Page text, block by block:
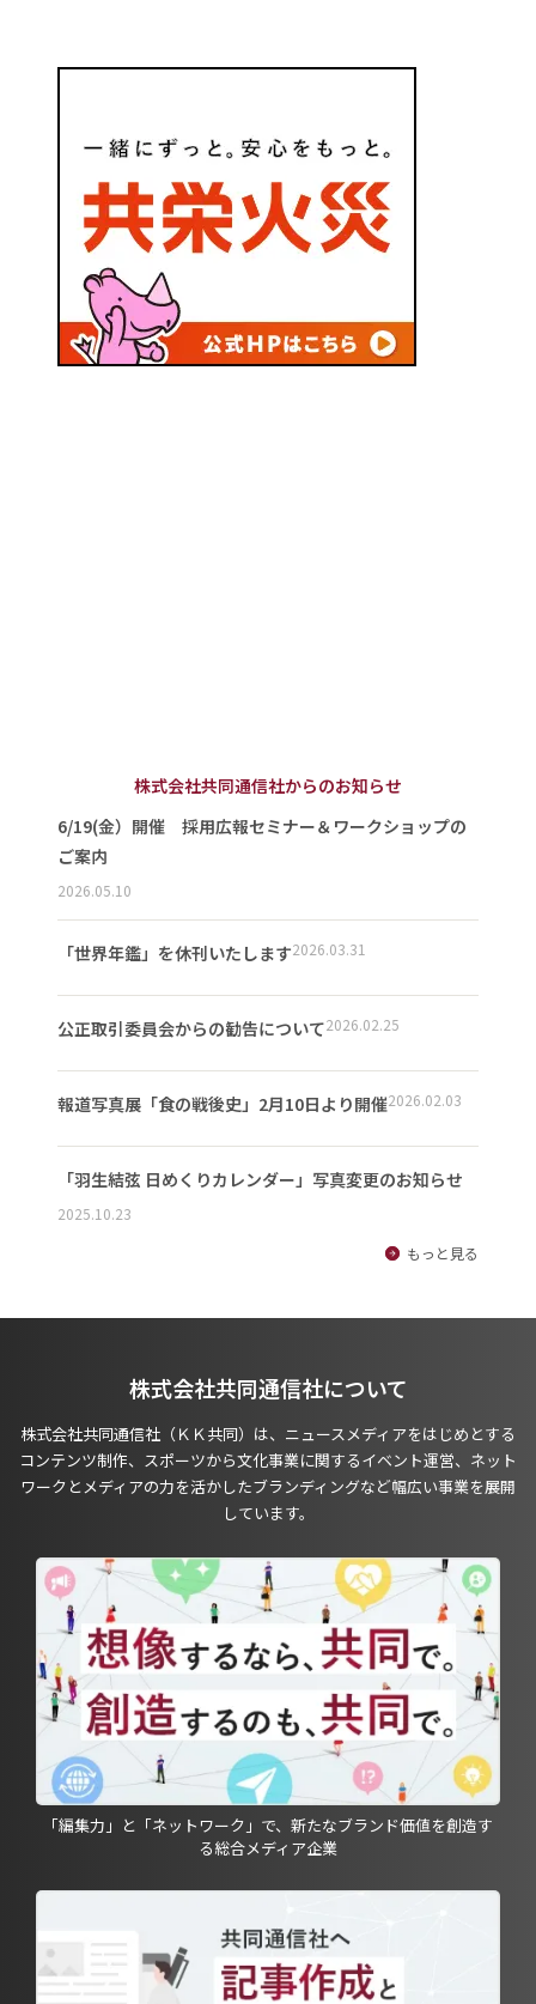
株式会社共同通信社からのお知らせ
6/19(金）開催 採用広報セミナー＆ワークショップの
ご案内
2026.05.10
「世界年鑑」を休刊いたします2026.03.31
公正取引委員会からの勧告について2026.02.25
報道写真展「食の戦後史」2月10日より開催2026.02.03
「羽生結弦 日めくりカレンダー」写真変更のお知らせ
2025.10.23
もっと見る
株式会社共同通信社について
株式会社共同通信社（ＫＫ共同）は、ニュースメディアをはじめとする
コンテンツ制作、スポーツから文化事業に関するイベント運営、ネット
ワークとメディアの力を活かしたブランディングなど幅広い事業を展開
しています。
「編集力」と「ネットワーク」で、新たなブランド価値を創造す
る総合メディア企業